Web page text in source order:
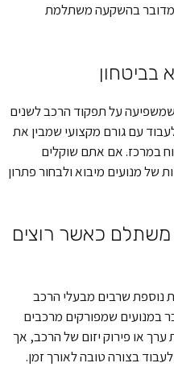
מדובר בהשקעה משתלמת
על תפקוד הרכב לשנים
עם גורם מקצועי שמבין את
במרכז. אם אתם שוקלים
של מנועים מיבוא ולבחור פתרון
משתלם כאשר רוצים
נוספת שרבים מבעלי הרכב
במנועים שמפורקים מרכבים
או פירוק יזום של הרכב, אך
לעבוד בצורה טובה לאורך זמן.